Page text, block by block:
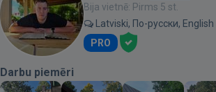
Bija vietnē: Pirms 5 st.
Latviski, По-русски, English
PRO
Darbu piemēri